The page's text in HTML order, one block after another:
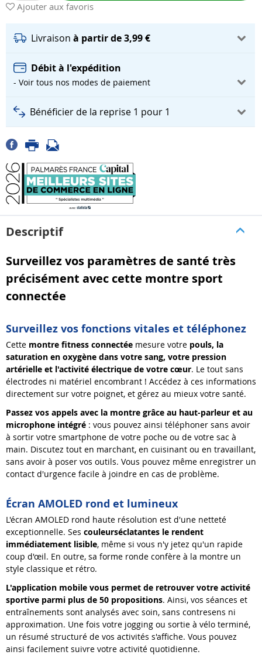
Ajouter aux favoris
Livraison à partir de 3,99 €
Débit à l'expédition
- Voir tous nos modes de paiement
Bénéficier de la reprise 1 pour 1
Descriptif
Surveillez vos paramètres de santé très
précisément avec cette montre sport
connectée
Surveillez vos fonctions vitales et téléphonez
Cette montre fitness connectée mesure votre pouls, la
saturation en oxygène dans votre sang, votre pression
artérielle et l'activité électrique de votre cœur. Le tout sans
électrodes ni matériel encombrant ! Accédez à ces informations
directement sur votre poignet, et gérez au mieux votre santé.
Passez vos appels avec la montre grâce au haut-parleur et au
microphone intégré : vous pouvez ainsi téléphoner sans avoir
à sortir votre smartphone de votre poche ou de votre sac à
main. Discutez tout en marchant, en cuisinant ou en travaillant,
sans avoir à poser vos outils. Vous pouvez même enregistrer un
contact d'urgence facile à joindre en cas de problème.
Écran AMOLED rond et lumineux
L'écran AMOLED rond haute résolution est d'une netteté
exceptionnelle. Ses couleurséclatantes le rendent
immédiatement lisible, même si vous n'y jetez qu'un rapide
coup d'œil. En outre, sa forme ronde confère à la montre un
style classique et rétro.
L'application mobile vous permet de retrouver votre activité
sportive parmi plus de 50 propositions. Ainsi, vos séances et
entraînements sont analysés avec soin, sans contresens ni
approximation. Une fois votre jogging ou sortie à vélo terminé,
un résumé structuré de vos activités s'affiche. Vous pouvez
ainsi facilement suivre votre activité quotidienne.